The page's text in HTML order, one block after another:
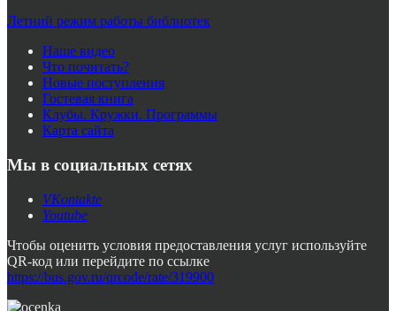
Летний режим работы библиотек
Наше видео
Что почитать?
Новые поступления
Гостевая книга
Клубы. Кружки. Программы
Карта сайта
Мы в социальных сетях
VKontakte
Youtube
Чтобы оценить условия предоставления услуг используйте
QR-код или перейдите по ссылке
https://bus.gov.ru/qrcode/rate/319900